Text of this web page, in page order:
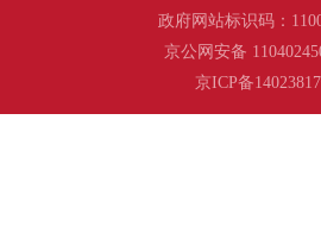
政府网站标识码：
京公网安备
京ICP备